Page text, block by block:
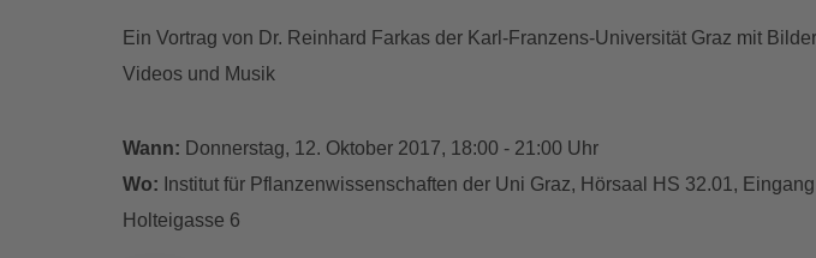
Ein Vortrag von Dr. Reinhard Farkas der Karl-Franzens-Universität Graz mit
Videos und Musik
Wann: Donnerstag, 12. Oktober 2017, 18:00 - 21:00 Uhr
Wo: Institut für Pflanzenwissenschaften der Uni Graz, Hörsaal HS 32.01, Eingang
Holteigasse 6